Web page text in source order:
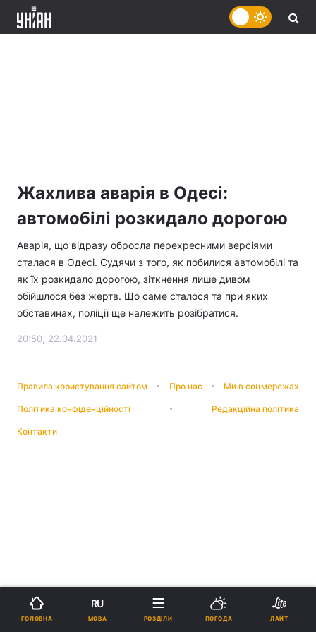
Жахлива аварія в Одесі:
автомобілі розкидало дорогою
Аварія, що відразу обросла перехресними версіями
сталася в Одесі. Судячи з того, як побилися автомобілі та
як їх розкидало дорогою, зіткнення лише дивом
обійшлося без жертв. Що саме сталося та при яких
обставинах, поліції ще належить розібратися.
20:50, 22.04.2021
Правила користування сайтом Про нас Ми в соцмережах
Політика конфіденційності Редакційна політика
Контакти
ГОЛОВНА
RU
МОВА РОЗДІЛИ ПОГОДА ЛАЙТ